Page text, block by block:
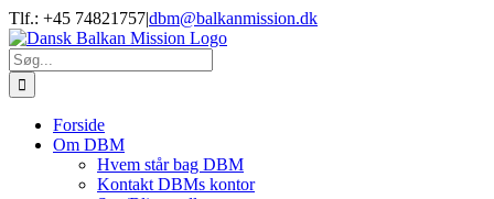
Skip
to
content
Tlf.: +45 74821757|dbm@balkanmission.dk
Søg
efter:
Forside
Om DBM
Hvem står bag DBM
Kontakt DBMs kontor